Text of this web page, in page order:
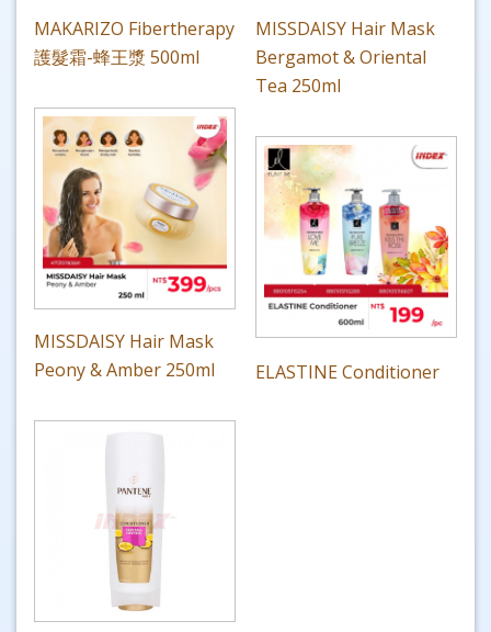
MAKARIZO Fibertherapy
護髮霜-蜂王漿 500ml
MISSDAISY Hair Mask
Bergamot & Oriental
Tea 250ml
MISSDAISY Hair Mask
Peony & Amber 250ml
ELASTINE Conditioner